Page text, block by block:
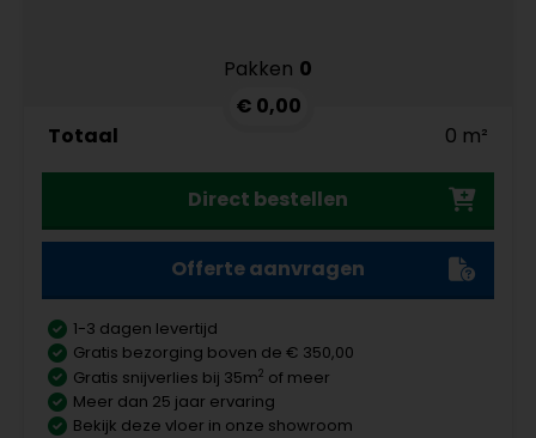
Pakken 0
€ 0,00
Totaal
0 m²
Direct bestellen
Offerte aanvragen
1-3 dagen levertijd
Gratis bezorging boven de € 350,00
Gratis snijverlies bij 35m2 of meer
Meer dan 25 jaar ervaring
Bekijk deze vloer in onze showroom